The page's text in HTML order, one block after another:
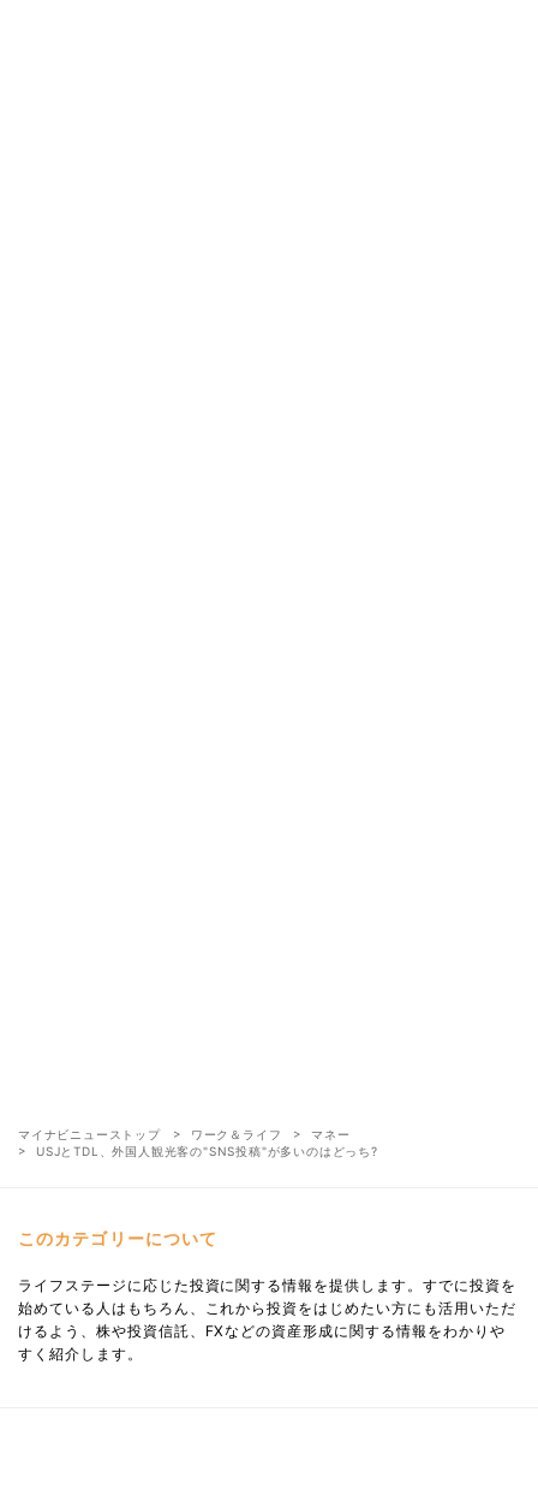
マイナビニューストップ ワーク＆ライフ
マネー
USJとTDL、外国人観光客の"SNS投稿"が多いのはどっち?
このカテゴリーについて
ライフステージに応じた投資に関する情報を提供します。すでに投資を
始めている人はもちろん、これから投資をはじめたい方にも活用いただ
けるよう、株や投資信託、FXなどの資産形成に関する情報をわかりや
すく紹介します。